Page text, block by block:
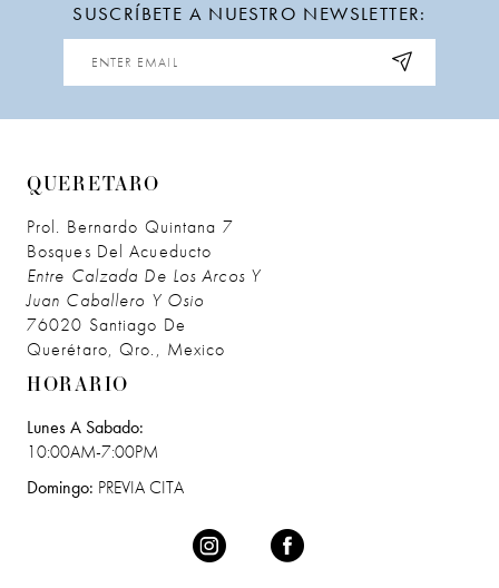
14
SUSCRÍBETE A NUESTRO NEWSLETTER:
QUERETARO
Prol. Bernardo Quintana 7
Bosques Del Acueducto
Entre Calzada De Los Arcos Y
Juan Caballero Y Osio
76020 Santiago De
Querétaro, Qro., Mexico
HORARIO
Lunes A Sabado:
10:00AM-7:00PM
Domingo: PREVIA CITA